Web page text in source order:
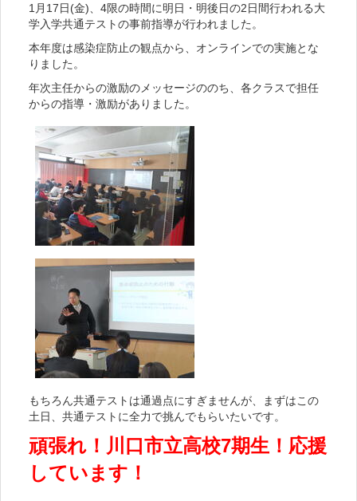
1月17日(金)、4限の時間に明日・明後日の2日間行われる大
学入学共通テストの事前指導が行われました。
本年度は感染症防止の観点から、オンラインでの実施とな
りました。
年次主任からの激励のメッセージののち、各クラスで担任
からの指導・激励がありました。
もちろん共通テストは通過点にすぎませんが、まずはこの
土日、共通テストに全力で挑んでもらいたいです。
頑張れ！川口市立高校7期生！応援
しています！